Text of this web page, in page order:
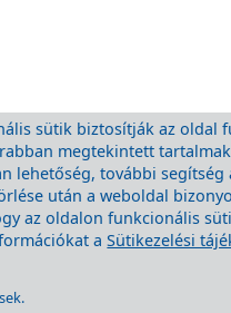
sütik biztosítják az
megtekintett
lehetőség, további
után a weboldal
az oldalon funkcionális
aSütikezelési